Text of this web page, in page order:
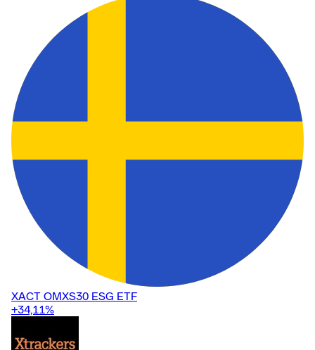
XACT OMXS30 ESG ETF
+34,11%